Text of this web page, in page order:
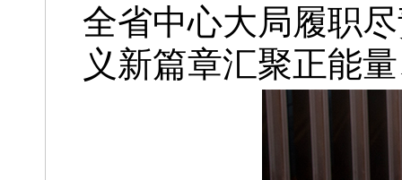
全省中心大局履职
义新篇章汇聚正能